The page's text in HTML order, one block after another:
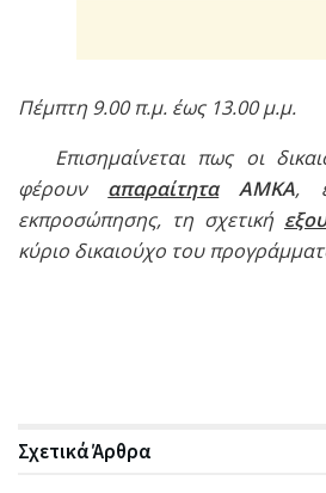
Πέμπτη 9.00 π.μ. έως 13.00 μ.μ.
Επισημαίνεται πως οι
φέρουν απαραίτηταΑΜΚΑ,
εκπροσώπησης, τη σχετική
κύριο δικαιούχο του
ΣχετικάΆρθρα